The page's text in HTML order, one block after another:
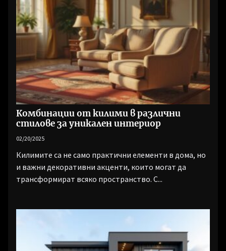
Комбинации от килими в различни
стилове за уникален интериор
02/20/2025
Килимите са не само практични елементи в дома, но
и важни декоративни акценти, които могат да
трансформират всяко пространство. С...